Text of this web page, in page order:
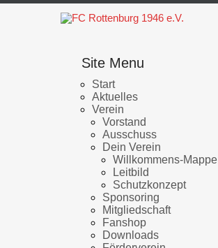
Site Menu
Start
Aktuelles
Verein
Vorstand
Ausschuss
Dein Verein
Willkommens-Mappe
Leitbild
Schutzkonzept
Sponsoring
Mitgliedschaft
Fanshop
Downloads